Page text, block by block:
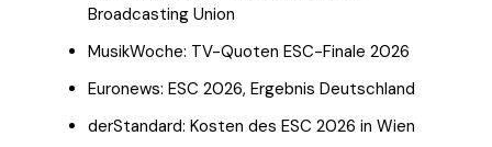
Broadcasting Union
MusikWoche: TV-Quoten ESC-Finale 2026
Euronews: ESC 2026, Ergebnis Deutschland
derStandard: Kosten des ESC 2026 in Wien